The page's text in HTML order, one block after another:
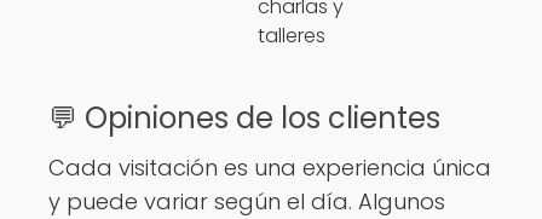
charlas y
talleres
💬 Opiniones de los clientes
Cada visitación es una experiencia única
y puede variar según el día. Algunos